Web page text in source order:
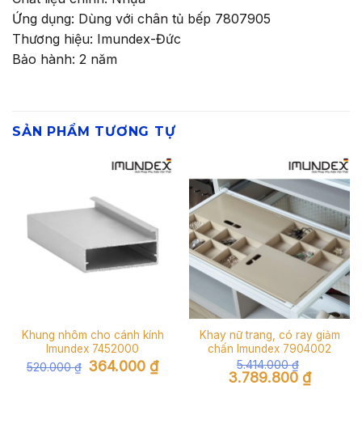
Ứng dụng: Dùng với chân tủ bếp 7807905
Thương hiệu: Imundex-Đức
Bảo hành: 2 năm
SẢN PHẨM TƯƠNG TỰ
Khung nhôm cho cánh kính
Imundex 7452000
520.000₫
Giá
gốc
364.000 ₫Giá
hiện
Khay nữ trang, có ray giảm
chấn Imundex 7904002
5.414.000₫
Giá
gốc
3.789.800 ₫Giá
hiện